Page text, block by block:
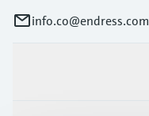
info.co@endress.com